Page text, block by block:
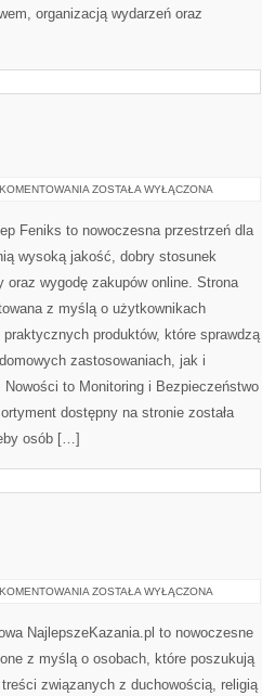
organizacją wydarzeń oraz
ATAKI
ZOSTAŁA WYŁĄCZONA
Feniks to nowoczesna przestrzeń dla
wysoką jakość, dobry stosunek
oraz wygodę zakupów online. Strona
z myślą o użytkownikach
produktów, które sprawdzą
zastosowaniach, jak i
to Monitoring i Bezpieczeństwo
dostępny na stronie została
osób […]
KOŚCIÓŁ
ZOSTAŁA WYŁĄCZONA
NajlepszeKazania.pl to nowoczesne
z myślą o osobach, które poszukują
związanych z duchowością, religią